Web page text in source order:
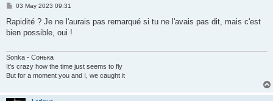
P
s
03 May 2023 09:31
Rapidité ? Je ne l'aurais pas remarqué si tu ne l'avais pas dit, mais c'est
bien possible, oui !
Sonka - Сонька
It's crazy how the time just seems to fly
But for a moment you and I, we caught it